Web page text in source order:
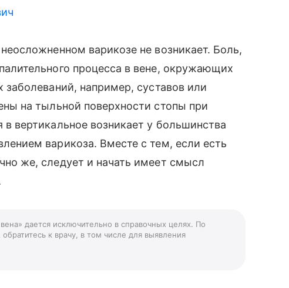
варикозе не возникает. Боль,
процесса в вене, окружающих
заболеваний, например, суставов или
на тыльной поверхности стопы при
вертикальное возникает у большинства
варикоза. Вместе с тем, если есть
же, следует и начать имеет смысл
дается исключительно в справочных целях. По
к врачу, в том числе для выявления